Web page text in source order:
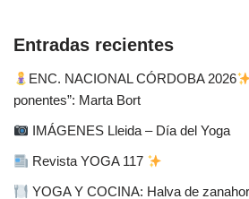
Entradas recientes
ENC. NACIONAL CÓRDOBA 2026
ponentes”: Marta Bort
IMÁGENES Lleida – Día del Yoga
Revista YOGA 117
YOGA Y COCINA: Halva de